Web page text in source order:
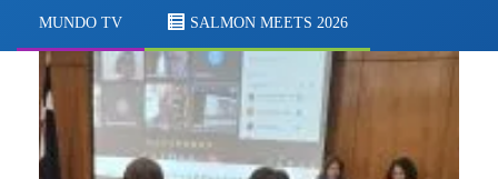
MUNDO TV SALMON MEETS 2026